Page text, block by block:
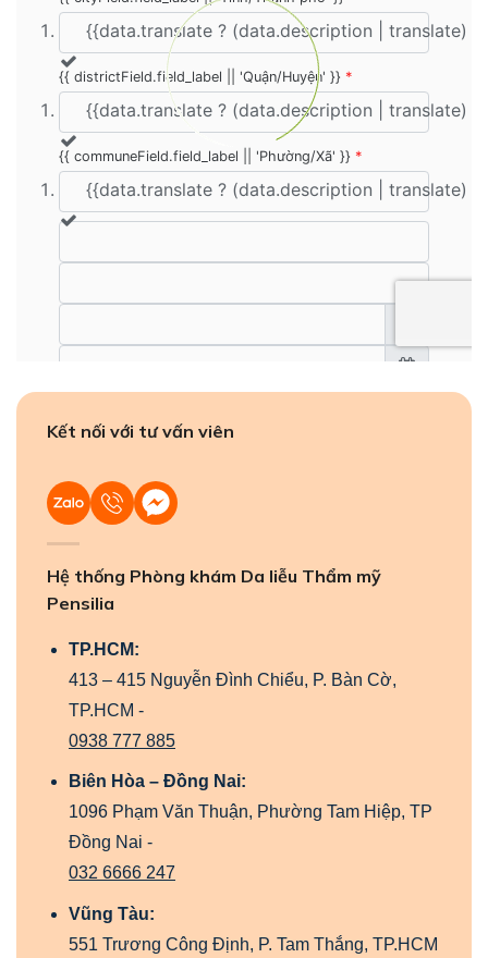
Kết nối với tư vấn viên
Hệ thống Phòng khám Da liễu Thẩm mỹ
Pensilia
TP.HCM:
413 – 415 Nguyễn Đình Chiểu, P. Bàn Cờ,
TP.HCM -
0938 777 885
Biên Hòa – Đồng Nai:
1096 Phạm Văn Thuận, Phường Tam Hiệp, TP
Đồng Nai -
032 6666 247
Vũng Tàu:
551 Trương Công Định, P. Tam Thắng, TP.HCM